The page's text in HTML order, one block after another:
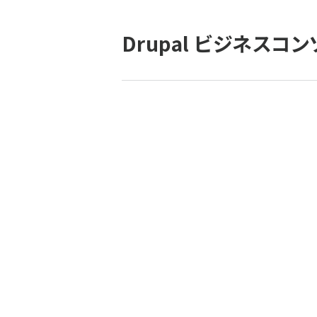
ン
く
Drupal ビジネスコン